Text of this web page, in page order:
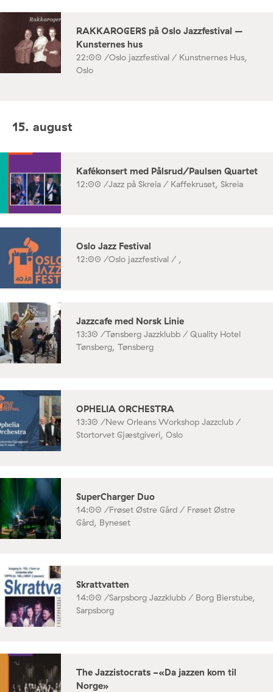
RAKKAROGERS på Oslo Jazzfestival –
Kunsternes hus
22:00 /Oslo jazzfestival / Kunstnernes Hus,
Oslo
15. august
Kafékonsert med Pålsrud/Paulsen Quartet
12:00 /Jazz på Skreia / Kaffekruset, Skreia
Oslo Jazz Festival
12:00 /Oslo jazzfestival / ,
Jazzcafe med Norsk Linie
13:30 /Tønsberg Jazzklubb / Quality Hotel
Tønsberg, Tønsberg
OPHELIA ORCHESTRA
13:30 /New Orleans Workshop Jazzclub /
Stortorvet Gjæstgiveri, Oslo
SuperCharger Duo
14:00 /Frøset Østre Gård / Frøset Østre
Gård, Byneset
Skrattvatten
14:00 /Sarpsborg Jazzklubb / Borg Bierstube,
Sarpsborg
The Jazzistocrats -«Da jazzen kom til
Norge»